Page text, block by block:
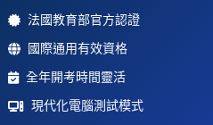
法國教育部官方認證
國際通用有效資格
全年開考時間靈活
現代化電腦測試模式